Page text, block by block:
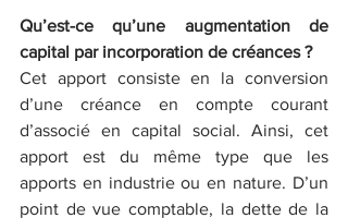
Qu’est-ce qu’une augmentation de
capital par incorporation de créances ?
Cet apport consiste en la conversion
d’une créance en compte courant
d’associé en capital social. Ainsi, cet
apport est du même type que les
apports en industrie ou en nature. D’un
point de vue comptable, la dette de la